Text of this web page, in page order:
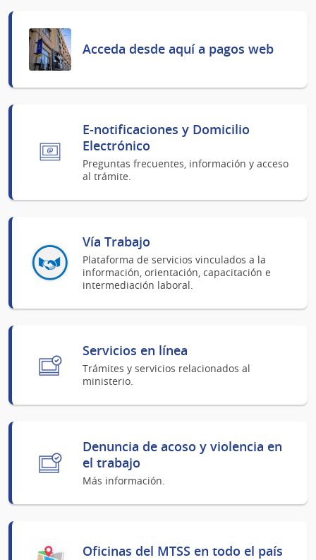
Acceda desde aquí a pagos web
E-notificaciones y Domicilio
Electrónico
Preguntas frecuentes, información y acceso
al trámite.
Vía Trabajo
Plataforma de servicios vinculados a la
información, orientación, capacitación e
intermediación laboral.
Servicios en línea
Trámites y servicios relacionados al
ministerio.
Denuncia de acoso y violencia en
el trabajo
Más información.
Oficinas del MTSS en todo el país